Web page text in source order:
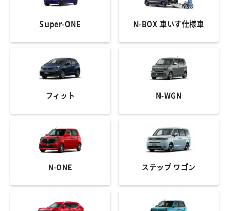
Super-ONE N-BOX 車いす仕様車
フィット N-WGN
N-ONE ステップ ワゴン